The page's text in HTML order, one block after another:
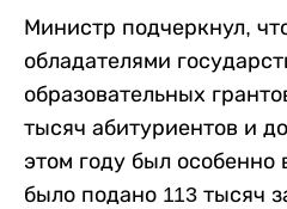
Министр подчеркнул,
обладателями
образовательных
тысяч абитуриентов и
этом году был особенно
было подано 113 тысяч